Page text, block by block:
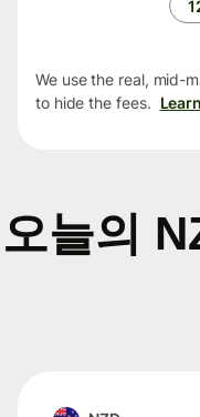
We use the real, mid-
to hide the fees.
오늘의